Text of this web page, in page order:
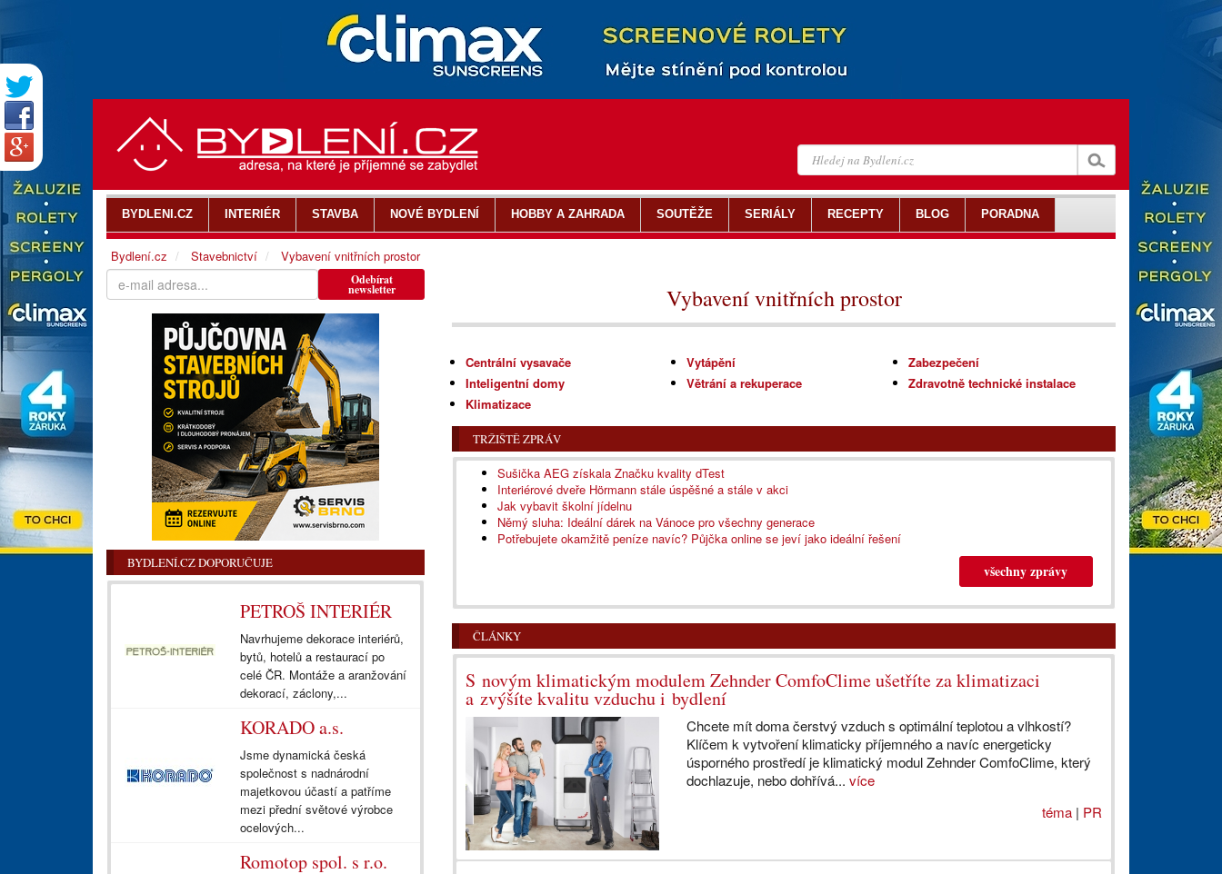
Vybavení vnitřních prostor
Centrální vysavače
Inteligentní domy
Klimatizace
Vytápění
Větrání a rekuperace
Zabezpečení
Zdravotně technické instalace
TRŽIŠTĚ ZPRÁV
Sušička AEG získala Značku kvality dTest
Interiérové dveře Hörmann stále úspěšné a stále v akci
Jak vybavit školní jídelnu
Němý sluha: Ideální dárek na Vánoce pro všechny generace
Potřebujete okamžitě peníze navíc? Půjčka online se jeví jako ideální řešení
všechny zprávy
ČLÁNKY
S novým klimatickým modulem Zehnder ComfoClime ušetříte za klimatizaci
a zvýšíte kvalitu vzduchu i bydlení
Chcete mít doma čerstvý vzduch s optimální teplotou a vlhkostí?
Klíčem k vytvoření klimaticky příjemného a navíc energeticky
úsporného prostředí je klimatický modul Zehnder ComfoClime, který
dochlazuje, nebo dohřívá...více
téma| PR
Odebírat
newsletter
BYDLENÍ.CZ DOPORUČUJE
PETROŠ INTERIÉR
Navrhujeme dekorace interiérů,
bytů, hotelů a restaurací po
celé ČR. Montáže a aranžování
dekorací, záclony,...
KORADO a.s.
Jsme dynamická česká
společnost s nadnárodní
majetkovou účastí a patříme
mezi přední světové výrobce
ocelových...
Romotop spol. s r.o.
BYDLENI.CZ INTERIÉR STAVBA NOVÉ BYDLENÍ HOBBY A ZAHRADA SOUTĚŽE SERIÁLY RECEPTY BLOG PORADNA
Bydlení.cz Stavebnictví Vybavení vnitřních prostor